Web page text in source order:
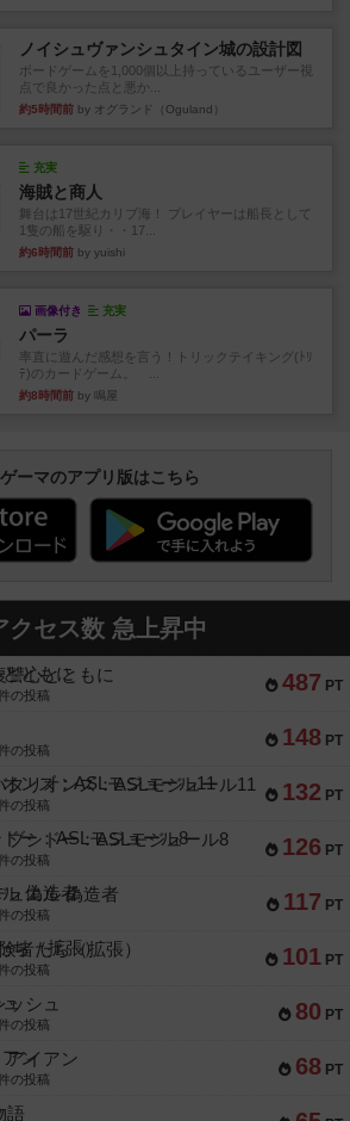
ノイシュヴァンシュタイン城の設計図
ボードゲームを1,000個以上持っているユーザー視
点で良かった点と悪か...
約5時間前 by オグランド（Oguland）
充実
海賊と商人
舞台は17世紀カリブ海！ プレイヤーは船長として
1隻の船を駆り・・17...
約6時間前 by yuishi
画像付き 充実
パーラ
率直に遊んだ感想を言う！トリックテイキング(ﾄﾘ
ﾃ)のカードゲーム。 ...
約8時間前 by 鳴屋
ーマのアプリ版はこちら
クセス数 急上昇中
487 PT
讐心とともに
の投稿
148 PT
の投稿
132 PT
リオンズ：ASLモジュール11
の投稿
126 PT
ブシドー：ASLモジュール8
の投稿
117 PT
ュエル 偽造者
の投稿
101 PT
者たち（拡張）
の投稿
80 PT
シュ
の投稿
68 PT
アイアン
の投稿
語